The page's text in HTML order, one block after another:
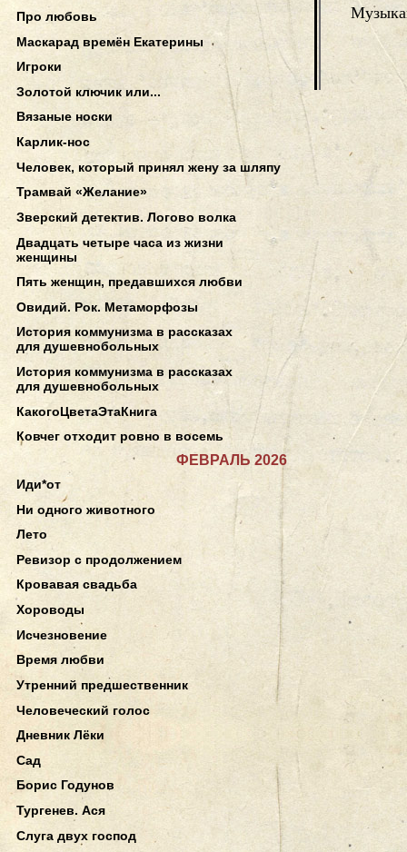
Про любовь
Маскарад времён Екатерины
Игроки
Золотой ключик или...
Вязаные носки
Карлик-нос
Человек, который принял жену за шляпу
Трамвай «Желание»
Зверский детектив. Логово волка
Двадцать четыре часа из жизни
женщины
Пять женщин, предавшихся любви
Овидий. Рок. Метаморфозы
История коммунизма в рассказах
для душевнобольных
История коммунизма в рассказах
для душевнобольных
КакогоЦветаЭтаКнига
Ковчег отходит ровно в восемь
ФЕВРАЛЬ 2026
Иди*от
Ни одного животного
Лето
Ревизор с продолжением
Кровавая свадьба
Хороводы
Исчезновение
Время любви
Утренний предшественник
Человеческий голос
Дневник Лёки
Сад
Борис Годунов
Тургенев. Ася
Слуга двух господ